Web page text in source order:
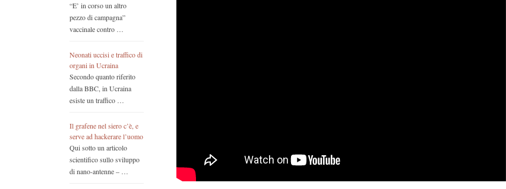
“E’ in corso un altro
pezzo di campagna”
vaccinale contro …
Neonati uccisi e traffico di
organi in Ucraina
Secondo quanto riferito
dalla BBC, in Ucraina
esiste un traffico …
Il grafene nel siero c’è, e
serve ad hackerare l’uomo
Qui sotto un articolo
scientifico sullo sviluppo
di nano-antenne – …